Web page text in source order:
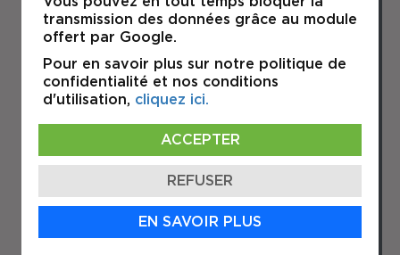
transmission des données grâce au module
offert par Google.
Pour en savoir plus sur notre politique de
confidentialité et nos conditions
d'utilisation, cliquez ici.
ACCEPTER
REFUSER
EN SAVOIR PLUS